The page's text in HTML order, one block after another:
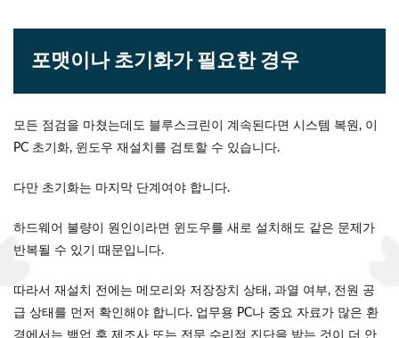
포맷이나 초기화가 필요한 경우
모든 점검을 마쳤는데도 블루스크린이 계속된다면 시스템 복원, 이
PC 초기화, 윈도우 재설치를 검토할 수 있습니다.
다만 초기화는 마지막 단계여야 합니다.
하드웨어 불량이 원인이라면 윈도우를 새로 설치해도 같은 문제가
반복될 수 있기 때문입니다.
따라서 재설치 전에는 메모리와 저장장치 상태, 과열 여부, 전원 공
급 상태를 먼저 확인해야 합니다. 업무용 PC나 중요 자료가 많은 환
경에서는 백업 후 제조사 또는 전문 수리점 진단을 받는 것이 더 안